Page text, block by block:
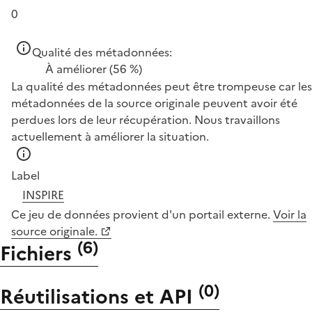
0
Qualité des métadonnées:
À améliorer(56 %)
La qualité des métadonnées peut être trompeuse car les
métadonnées de la source originale peuvent avoir été
perdues lors de leur récupération. Nous travaillons
actuellement à améliorer la situation.
Label
INSPIRE
Ce jeu de données provient d'un portail externe. Voir la
source originale.
Fichiers (6)
Réutilisations et API (0)